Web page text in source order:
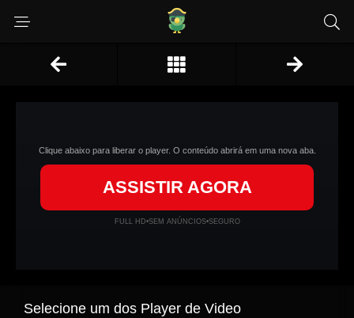
Clique abaixo para liberar o player. O conteúdo abrirá em uma nova aba.
ASSISTIR AGORA
FULL HD•SEM ANÚNCIOS•SEGURO
Selecione um dos Player de Video